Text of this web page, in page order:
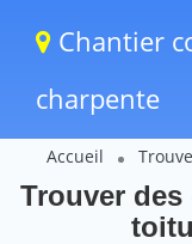
Chantier
charpente
Accueil
Trouver